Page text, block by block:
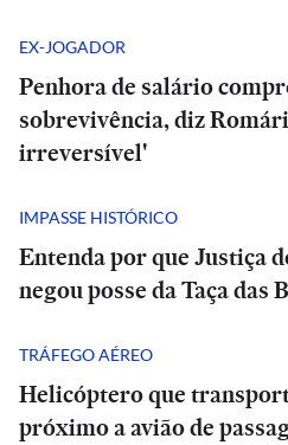
EX-JOGADOR
Penhora de salário
sobrevivência, diz
irreversível'
IMPASSE HISTÓRICO
Entenda por que Justiça
negou posse da Taça das
TRÁFEGO AÉREO
Helicóptero que
próximo a avião de